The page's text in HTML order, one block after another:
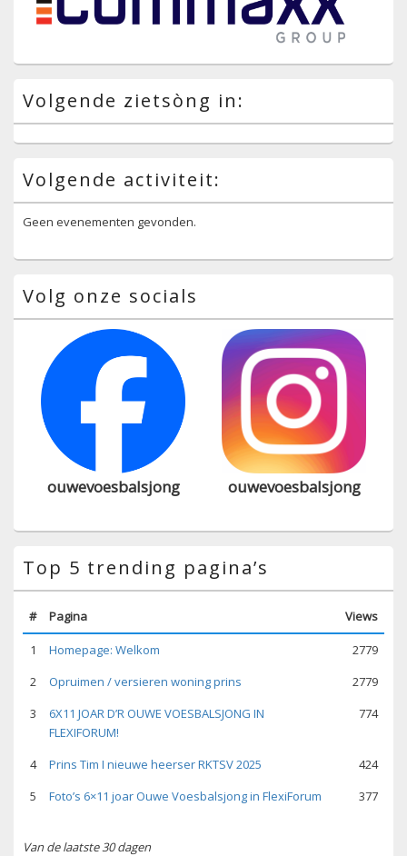
Volgende zietsòng in:
Volgende activiteit:
Geen evenementen gevonden.
Volg onze socials
ouwevoesbalsjong ouwevoesbalsjong
Top 5 trending pagina’s
# Pagina Views
1 Homepage: Welkom
2779
2
Opruimen / versieren woning prins
2779
3
6X11 JOAR D’R OUWE VOESBALSJONG IN
FLEXIFORUM!
774
4 Prins Tim I nieuwe heerser RKTSV 2025
424
5
Foto’s 6×11 joar Ouwe Voesbalsjong in FlexiForum 377
Van de laatste 30 dagen